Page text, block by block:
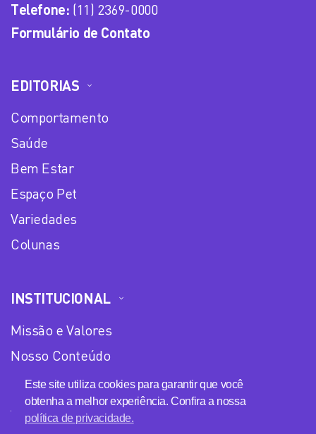
Este site utiliza cookies para garantir que você
obtenha a melhor experiência. Confira a nossa
política de privacidade.
Telefone: (11) 2369-0000
Formulário de Contato
EDITORIAS
Comportamento
Saúde
Bem Estar
Espaço Pet
Variedades
Colunas
INSTITUCIONAL
Missão e Valores
Nosso Conteúdo
Equipe
Anuncie no Plena Mulher